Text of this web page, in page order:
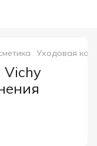
Уходовая
Vichy